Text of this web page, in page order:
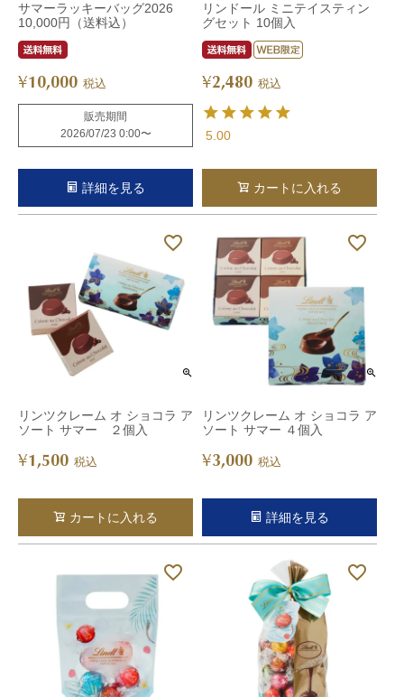
サマーラッキーバッグ2026
10,000円（送料込）
¥10,000 税込
販売期間
2026/07/23 0:00〜
詳細を見る
リンドール ミニテイスティン
グセット 10個入
¥2,480 税込
5.00
カートに入れる
リンツクレーム オ ショコラ ア
ソート サマー ２個入
¥1,500 税込
カートに入れる
リンツクレーム オ ショコラ ア
ソート サマー ４個入
¥3,000 税込
詳細を見る